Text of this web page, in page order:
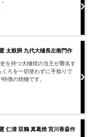
太鼓胴 九代大樋長左衛門作
を持つ大樋焼の当主が襲名す
ろを一切使わずに手捻りで
徴の焼物です。
仁清 双鶴 真葛焼 宮川香斎作